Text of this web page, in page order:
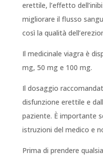
erettile, l’effetto
migliorare il flusso
così la qualità
Il medicinale viagra è
mg, 50 mg e 100 mg.
Il dosaggio
disfunzione erettile e
paziente. È importante
istruzioni del medico e
Prima di prendere